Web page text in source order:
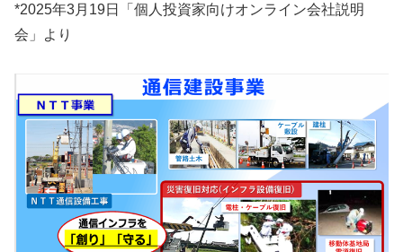
*2025年3月19日「個人投資家向けオンライン会社説明
会」より